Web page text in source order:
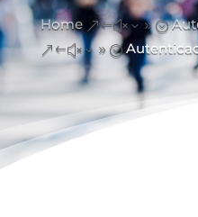
Home &#x39;
&#x39;